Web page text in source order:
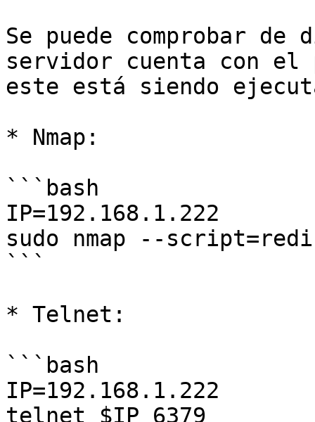
Se puede comprobar
servidor cuenta con
este está siendo
* Nmap:
```bash
IP=192.168.1.222
sudo nmap --
```
* Telnet:
```bash
IP=192.168.1.222
telnet $IP 6379